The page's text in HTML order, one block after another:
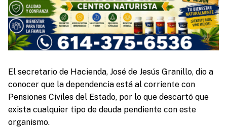
El secretario de Hacienda, José de Jesús Granillo, dio a
conocer que la dependencia está al corriente con
Pensiones Civiles del Estado, por lo que descartó que
exista cualquier tipo de deuda pendiente con este
organismo.